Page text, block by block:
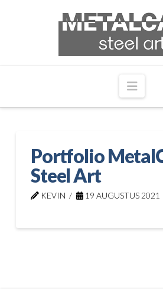
Portfolio
Steel Art
KEVIN 19 AUGUSTUS 2021